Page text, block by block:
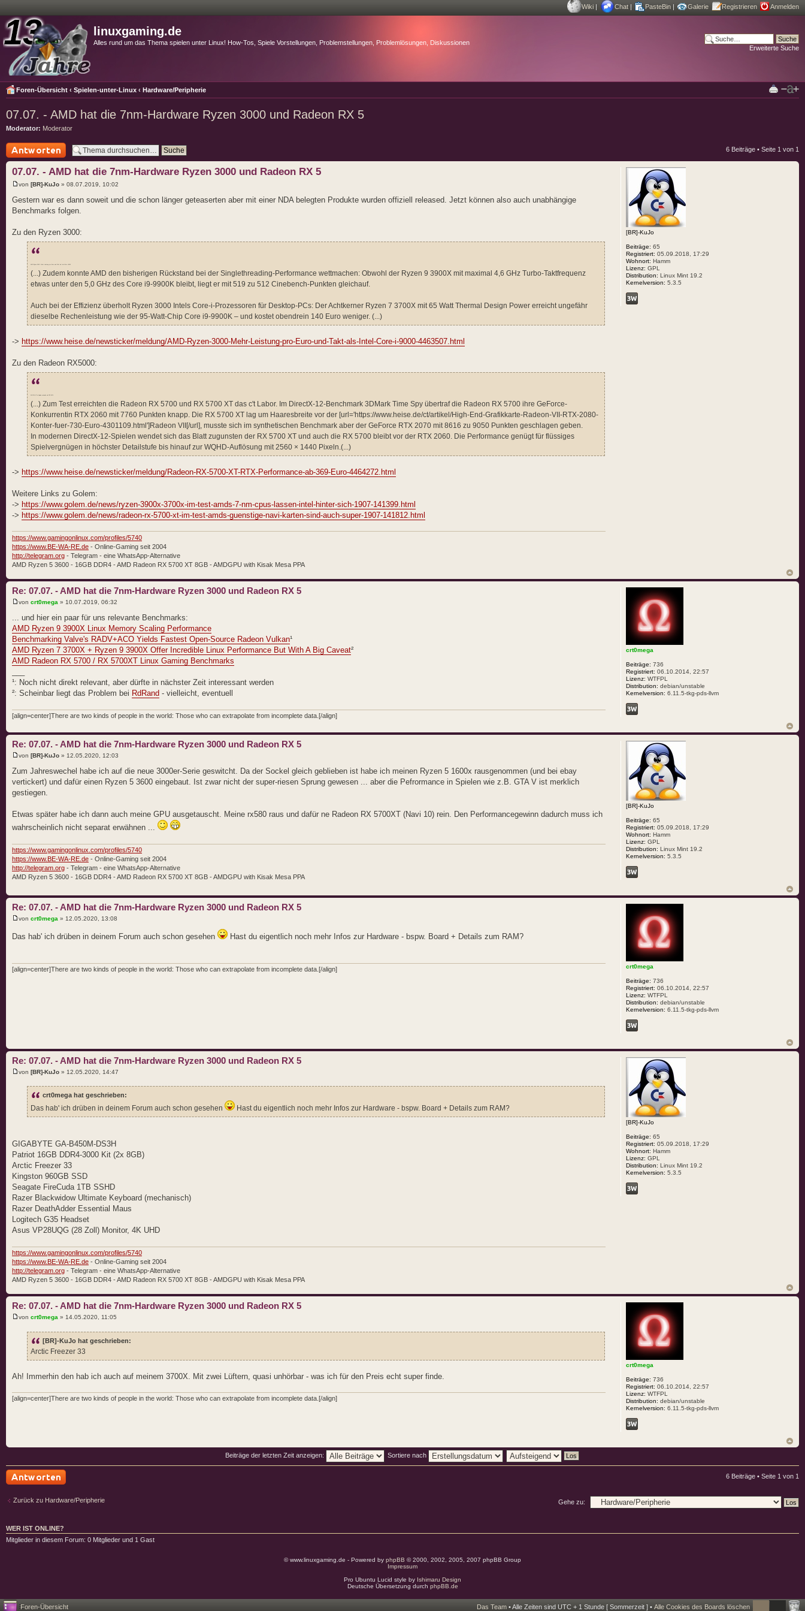
Wiki | Chat | PasteBin | Galerie Registrieren Anmelden
linuxgaming.de
Alles rund um das Thema spielen unter Linux! How-Tos, Spiele Vorstellungen, Problemstellungen, Problemlösungen, Diskussionen
Erweiterte Suche
Foren-Übersicht ‹ Spielen-unter-Linux ‹ Hardware/Peripherie
07.07. - AMD hat die 7nm-Hardware Ryzen 3000 und Radeon RX 5
Moderator: Moderator
Antwort schreiben
6 Beiträge • Seite 1 von 1
07.07. - AMD hat die 7nm-Hardware Ryzen 3000 und Radeon RX 5
von [BR]-KuJo » 08.07.2019, 10:02
Gestern war es dann soweit und die schon länger geteaserten aber mit einer NDA belegten Produkte wurden offiziell released. Jetzt können also auch unabhängige
Benchmarks folgen.
Zu den Ryzen 3000:
(...) Zudem konnte AMD den bisherigen Rückstand bei der Singlethreading-Performance wettmachen: Obwohl der Ryzen 9 3900X mit maximal 4,6 GHz Turbo-Taktfrequenz
etwas unter den 5,0 GHz des Core i9-9900K bleibt, liegt er mit 519 zu 512 Cinebench-Punkten gleichauf.
Auch bei der Effizienz überholt Ryzen 3000 Intels Core-i-Prozessoren für Desktop-PCs: Der Achtkerner Ryzen 7 3700X mit 65 Watt Thermal Design Power erreicht ungefähr
dieselbe Rechenleistung wie der 95-Watt-Chip Core i9-9900K – und kostet obendrein 140 Euro weniger. (...)
-> https://www.heise.de/newsticker/meldung/AMD-Ryzen-3000-Mehr-Leistung-pro-Euro-und-Takt-als-Intel-Core-i-9000-4463507.html
Zu den Radeon RX5000:
(...) Zum Test erreichten die Radeon RX 5700 und RX 5700 XT das c't Labor. Im DirectX-12-Benchmark 3DMark Time Spy übertraf die Radeon RX 5700 ihre GeForce-
Konkurrentin RTX 2060 mit 7760 Punkten knapp. Die RX 5700 XT lag um Haaresbreite vor der [url='https://www.heise.de/ct/artikel/High-End-Grafikkarte-Radeon-VII-RTX-2080-
Konter-fuer-730-Euro-4301109.html']Radeon VII[/url], musste sich im synthetischen Benchmark aber der GeForce RTX 2070 mit 8616 zu 9050 Punkten geschlagen geben.
In modernen DirectX-12-Spielen wendet sich das Blatt zugunsten der RX 5700 XT und auch die RX 5700 bleibt vor der RTX 2060. Die Performance genügt für flüssiges
Spielvergnügen in höchster Detailstufe bis hinauf zur WQHD-Auflösung mit 2560 × 1440 Pixeln.(...)
-> https://www.heise.de/newsticker/meldung/Radeon-RX-5700-XT-RTX-Performance-ab-369-Euro-4464272.html
Weitere Links zu Golem:
-> https://www.golem.de/news/ryzen-3900x-3700x-im-test-amds-7-nm-cpus-lassen-intel-hinter-sich-1907-141399.html
-> https://www.golem.de/news/radeon-rx-5700-xt-im-test-amds-guenstige-navi-karten-sind-auch-super-1907-141812.html
https://www.gamingonlinux.com/profiles/5740
https://www.BE-WA-RE.de - Online-Gaming seit 2004
http://telegram.org - Telegram - eine WhatsApp-Alternative
AMD Ryzen 5 3600 - 16GB DDR4 - AMD Radeon RX 5700 XT 8GB - AMDGPU with Kisak Mesa PPA
[BR]-KuJo
Beiträge: 65
Registriert: 05.09.2018, 17:29
Wohnort: Hamm
Lizenz: GPL
Distribution: Linux Mint 19.2
Kernelversion: 5.3.5
Re: 07.07. - AMD hat die 7nm-Hardware Ryzen 3000 und Radeon RX 5
von crt0mega » 10.07.2019, 06:32
... und hier ein paar für uns relevante Benchmarks:
AMD Ryzen 9 3900X Linux Memory Scaling Performance
Benchmarking Valve's RADV+ACO Yields Fastest Open-Source Radeon Vulkan¹
AMD Ryzen 7 3700X + Ryzen 9 3900X Offer Incredible Linux Performance But With A Big Caveat²
AMD Radeon RX 5700 / RX 5700XT Linux Gaming Benchmarks
¹: Noch nicht direkt relevant, aber dürfte in nächster Zeit interessant werden
²: Scheinbar liegt das Problem bei RdRand - vielleicht, eventuell
[align=center]There are two kinds of people in the world: Those who can extrapolate from incomplete data.[/align]
crt0mega
Beiträge: 736
Registriert: 06.10.2014, 22:57
Lizenz: WTFPL
Distribution: debian/unstable
Kernelversion: 6.11.5-tkg-pds-llvm
Re: 07.07. - AMD hat die 7nm-Hardware Ryzen 3000 und Radeon RX 5
von [BR]-KuJo » 12.05.2020, 12:03
Zum Jahreswechel habe ich auf die neue 3000er-Serie geswitcht. Da der Sockel gleich geblieben ist habe ich meinen Ryzen 5 1600x rausgenommen (und bei ebay
vertickert) und dafür einen Ryzen 5 3600 eingebaut. Ist zwar nicht der super-riesen Sprung gewesen ... aber die Pefrormance in Spielen wie z.B. GTA V ist merklich
gestiegen.
Etwas später habe ich dann auch meine GPU ausgetauscht. Meine rx580 raus und dafür ne Radeon RX 5700XT (Navi 10) rein. Den Performancegewinn dadurch muss ich
wahrscheinlich nicht separat erwähnen ...
https://www.gamingonlinux.com/profiles/5740
https://www.BE-WA-RE.de - Online-Gaming seit 2004
http://telegram.org - Telegram - eine WhatsApp-Alternative
AMD Ryzen 5 3600 - 16GB DDR4 - AMD Radeon RX 5700 XT 8GB - AMDGPU with Kisak Mesa PPA
[BR]-KuJo
Beiträge: 65
Registriert: 05.09.2018, 17:29
Wohnort: Hamm
Lizenz: GPL
Distribution: Linux Mint 19.2
Kernelversion: 5.3.5
Re: 07.07. - AMD hat die 7nm-Hardware Ryzen 3000 und Radeon RX 5
von crt0mega » 12.05.2020, 13:08
Das hab' ich drüben in deinem Forum auch schon gesehen Hast du eigentlich noch mehr Infos zur Hardware - bspw. Board + Details zum RAM?
[align=center]There are two kinds of people in the world: Those who can extrapolate from incomplete data.[/align] crt0mega
Beiträge: 736
Registriert: 06.10.2014, 22:57
Lizenz: WTFPL
Distribution: debian/unstable
Kernelversion: 6.11.5-tkg-pds-llvm
Re: 07.07. - AMD hat die 7nm-Hardware Ryzen 3000 und Radeon RX 5
von [BR]-KuJo » 12.05.2020, 14:47
crt0mega hat geschrieben:
Das hab' ich drüben in deinem Forum auch schon gesehen Hast du eigentlich noch mehr Infos zur Hardware - bspw. Board + Details zum RAM?
GIGABYTE GA-B450M-DS3H
Patriot 16GB DDR4-3000 Kit (2x 8GB)
Arctic Freezer 33
Kingston 960GB SSD
Seagate FireCuda 1TB SSHD
Razer Blackwidow Ultimate Keyboard (mechanisch)
Razer DeathAdder Essential Maus
Logitech G35 Headset
Asus VP28UQG (28 Zoll) Monitor, 4K UHD
https://www.gamingonlinux.com/profiles/5740
https://www.BE-WA-RE.de - Online-Gaming seit 2004
http://telegram.org - Telegram - eine WhatsApp-Alternative
AMD Ryzen 5 3600 - 16GB DDR4 - AMD Radeon RX 5700 XT 8GB - AMDGPU with Kisak Mesa PPA
[BR]-KuJo
Beiträge: 65
Registriert: 05.09.2018, 17:29
Wohnort: Hamm
Lizenz: GPL
Distribution: Linux Mint 19.2
Kernelversion: 5.3.5
Re: 07.07. - AMD hat die 7nm-Hardware Ryzen 3000 und Radeon RX 5
von crt0mega » 14.05.2020, 11:05
[BR]-KuJo hat geschrieben:
Arctic Freezer 33
Ah! Immerhin den hab ich auch auf meinem 3700X. Mit zwei Lüftern, quasi unhörbar - was ich für den Preis echt super finde.
[align=center]There are two kinds of people in the world: Those who can extrapolate from incomplete data.[/align]
crt0mega
Beiträge: 736
Registriert: 06.10.2014, 22:57
Lizenz: WTFPL
Distribution: debian/unstable
Kernelversion: 6.11.5-tkg-pds-llvm
Beiträge der letzten Zeit anzeigen: Sortiere nach
6 Beiträge • Seite 1 von 1
Zurück zu Hardware/Peripherie Gehe zu:
WER IST ONLINE?
Mitglieder in diesem Forum: 0 Mitglieder und 1 Gast
© www.linuxgaming.de - Powered by phpBB © 2000, 2002, 2005, 2007 phpBB Group
Impressum
Pro Ubuntu Lucid style by Ishimaru Design
Deutsche Übersetzung durch phpBB.de
Foren-Übersicht Das Team • Alle Zeiten sind UTC + 1 Stunde [ Sommerzeit ] • Alle Cookies des Boards löschen